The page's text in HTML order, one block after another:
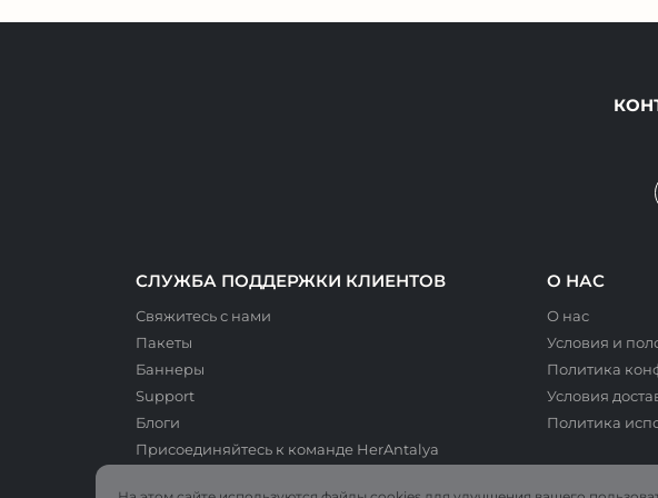
СЛУЖБА ПОДДЕРЖКИ КЛИЕНТОВ
Свяжитесь с нами
Пакеты
Баннеры
Support
Блоги
Присоединяйтесь к команде HerAntalya
О НАС
О нас
Условия и
Политика
Условия
Политика